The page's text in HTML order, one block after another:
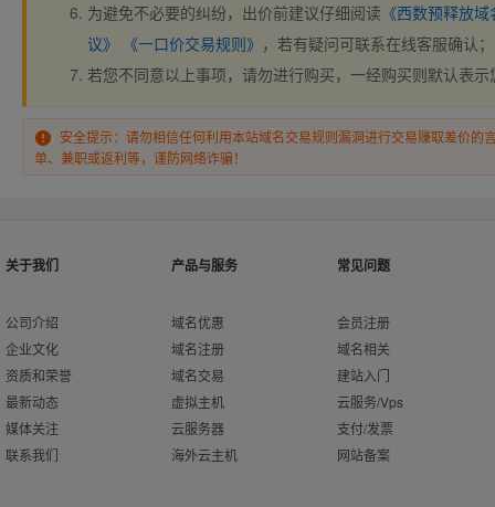
为避免不必要的纠纷，出价前建议仔细阅读 《西数预释放
议》
《一口价交易规则》 ，若有疑问可联系在线客服确认；
若您不同意以上事项，请勿进行购买，一经购买则默认表
安全提示：请勿相信任何利用本站域名交易规则漏洞进行交易赚取差价的
单、兼职或返利等，谨防网络诈骗！
关于我们
公司介绍
企业文化
资质和荣誉
最新动态
媒体关注
联系我们
产品与服务
域名优惠
域名注册
域名交易
虚拟主机
云服务器
海外云主机
常见问题
会员注册
域名相关
建站入门
云服务/Vps
支付/发票
网站备案